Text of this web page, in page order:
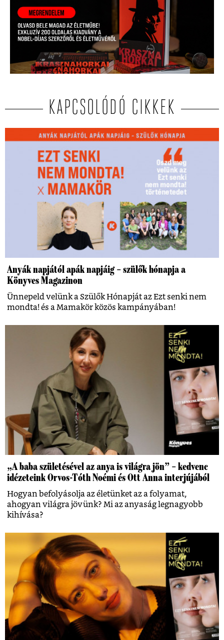
KAPCSOLÓDÓ CIKKEK
Anyák napjától apák napjáig – szülők hónapja a
Könyves Magazinon
Ünnepeld velünk a Szülők Hónapját az Ezt senki nem
mondta! és a Mamakör közös kampányában!
„A baba születésével az anya is világra jön” – kedvenc
idézeteink Orvos-Tóth Noémi és Ott Anna interjújából
Hogyan befolyásolja az életünket az a folyamat,
ahogyan világra jövünk? Mi az anyaság legnagyobb
kihívása?